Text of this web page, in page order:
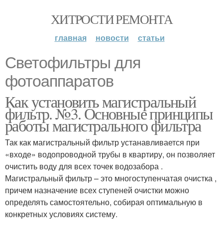
ХИТРОСТИ РЕМОНТА
главная новости статьи
Светофильтры для
фотоаппаратов
Как установить магистральный
фильтр. №3. Основные принципы
работы магистрального фильтра
Так как магистральный фильтр устанавливается при
«входе» водопроводной трубы в квартиру, он позволяет
очистить воду для всех точек водозабора .
Магистральный фильтр – это многоступенчатая очистка ,
причем назначение всех ступеней очистки можно
определять самостоятельно, собирая оптимальную в
конкретных условиях систему.